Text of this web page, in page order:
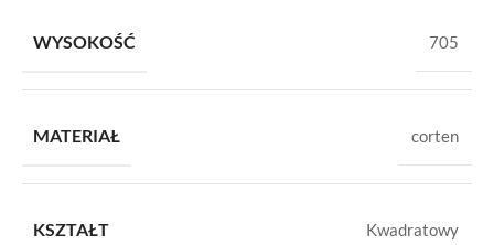
WYSOKOŚĆ 705
MATERIAŁ corten
KSZTAŁT Kwadratowy